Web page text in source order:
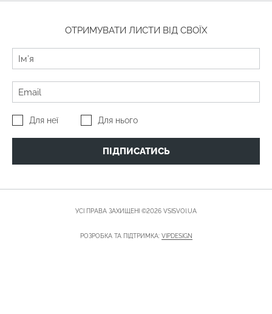
ОТРИМУВАТИ ЛИСТИ ВІД СВОЇХ
Для неї Для нього
ПІДПИСАТИСЬ
УСІ ПРАВА ЗАХИЩЕНІ ©2026 VSISVOI.UA
РОЗРОБКА ТА ПІДТРИМКА: VIPDESIGN